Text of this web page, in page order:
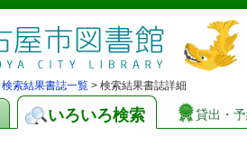
検索結果書誌一覧 > 検索結果書誌詳細
いろいろ検索 貸出・